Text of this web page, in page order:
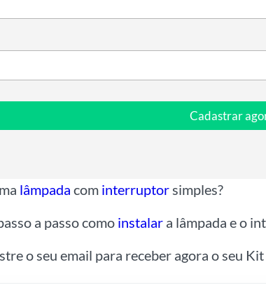
Cadastrar
lâmpada com interruptorsimples?
a passo como instalar a lâmpada e o
o seu email para receber agora o seu